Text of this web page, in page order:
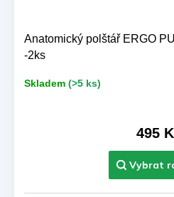
Anatomický polštář ERGO
-2ks
Skladem (>5 ks)
495